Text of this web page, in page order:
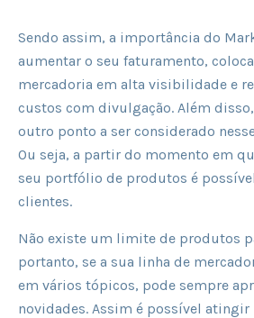
Sendo assim, a importância do
aumentar o seu faturamento,
mercadoria em alta visibilidade e
custos com divulgação. Além
outro ponto a ser considerado
Ou seja, a partir do momento em
seu portfólio de produtos é
clientes.
Não existe um limite de produtos
portanto, se a sua linha de
em vários tópicos, pode sempre
novidades. Assim é possível atingir